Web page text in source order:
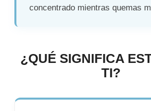
concentrado mientras quemas
¿QUÉ SIGNIFICA
TI?